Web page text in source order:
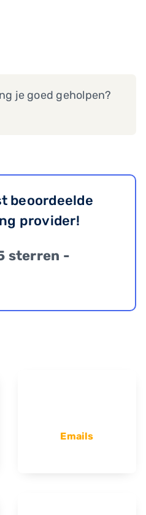
je goed geholpen?
beoordeelde
provider!
sterren -
Emails